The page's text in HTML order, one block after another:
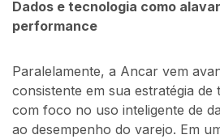
Dados e tecnologia como
performance
Paralelamente, a Ancar vem
consistente em sua estratégia
com foco no uso inteligente de
ao desempenho do varejo. Em